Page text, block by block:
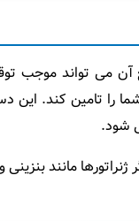
آن می ‌تواند موجب
را تامین کند.
شود.
مانند